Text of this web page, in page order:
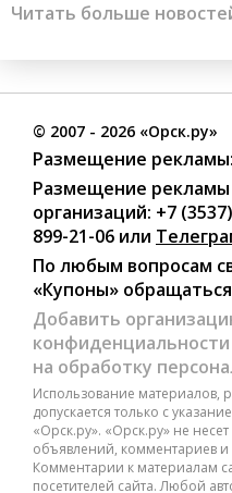
Читать больше
© 2007 - 2026 «Орск.ру»
Размещение рекламы:
Размещение рекламы
организаций: +7
899-21-06 или
По любым вопросам
«Купоны»
Добавить
конфиденциальности
на обработку
Использование материалов,
допускается только с
«Орск.ру». «Орск.ру» не
объявлений, комментариев
Комментарии к материалам
посетителей сайта. Любой